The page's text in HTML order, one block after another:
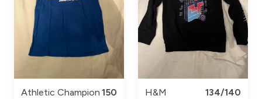
Athletic Champion 150
H&M
134/140